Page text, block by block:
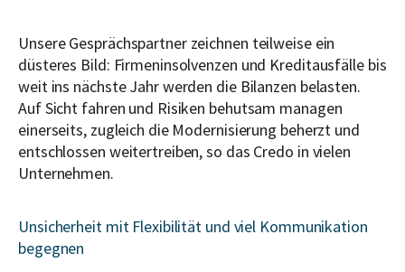
Unsere Gesprächspartner zeichnen teilweise ein
düsteres Bild: Firmeninsolvenzen und Kreditausfälle bis
weit ins nächste Jahr werden die Bilanzen belasten.
Auf Sicht fahren und Risiken behutsam managen
einerseits, zugleich die Modernisierung beherzt und
entschlossen weitertreiben, so das Credo in vielen
Unternehmen.
Unsicherheit mit Flexibilität und viel Kommunikation
begegnen